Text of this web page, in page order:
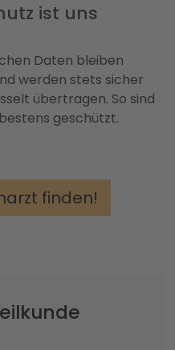
ist uns
Daten bleiben
werden stets sicher
übertragen. So sind
geschützt.
finden!